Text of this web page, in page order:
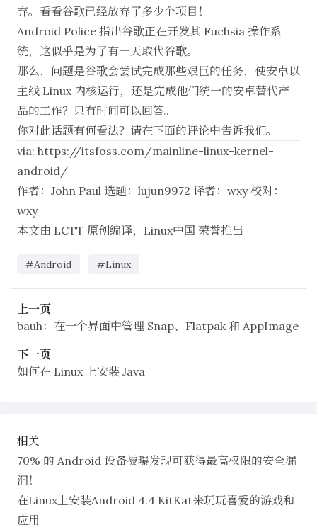
弃。看看谷歌已经放弃了多少个项目！
Android Police 指出谷歌正在开发其 Fuchsia 操作系
统，这似乎是为了有一天取代谷歌。
那么，问题是谷歌会尝试完成那些艰巨的任务，使安卓以
主线 Linux 内核运行，还是完成他们统一的安卓替代产
品的工作？只有时间可以回答。
你对此话题有何看法？请在下面的评论中告诉我们。
via: https://itsfoss.com/mainline-linux-kernel-
android/
作者： John Paul 选题： lujun9972 译者： wxy校对：
wxy
本文由 LCTT 原创编译， Linux中国 荣誉推出
#Android #Linux
上一页
bauh：在一个界面中管理 Snap、Flatpak 和 AppImage
下一页
如何在 Linux 上安装 Java
相关
70% 的 Android 设备被曝发现可获得最高权限的安全漏
洞！
在Linux上安装Android 4.4 KitKat来玩玩喜爱的游戏和
应用